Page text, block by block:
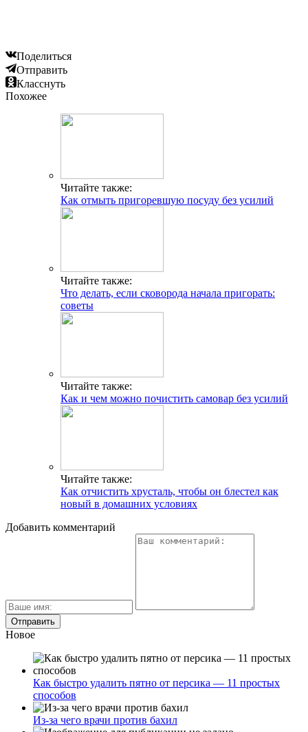
Поделиться
Отправить
Класснуть
Похожее
Читайте также:
Как отмыть пригоревшую посуду без усилий
Читайте также:
Что делать, если сковорода начала пригорать:
советы
Читайте также:
Как и чем можно почистить самовар без усилий
Читайте также:
Как отчистить хрусталь, чтобы он блестел как
новый в домашних условиях
Добавить комментарий
Новое
Как быстро удалить пятно от персика — 11 простых
способов
Из-за чего врачи против бахил